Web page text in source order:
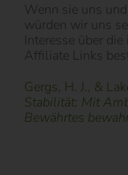
Wenn sie uns
würden wir uns
Interesse über
Affiliate Links
Gergs, H. J., &
Stabilität: Mit
Bewährtes